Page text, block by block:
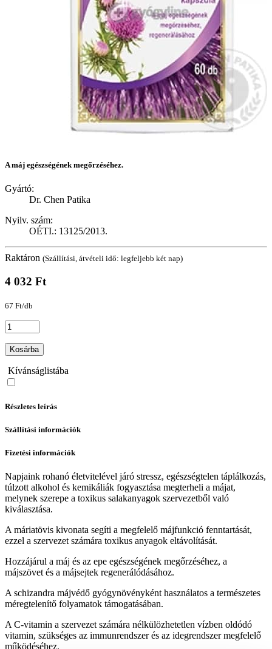
A máj egészségének megőrzéséhez.
Gyártó:
Dr. Chen Patika
Nyilv. szám:
OÉTI.: 13125/2013.
Raktáron (Szállítási, átvételi idő: legfeljebb két nap)
4 032 Ft
67 Ft/db
Kosárba
Kívánságlistába
Részletes leírás
Szállítási információk
Fizetési információk
Napjaink rohanó életvitelével járó stressz, egészségtelen táplálkozás,
túlzott alkohol és kemikáliák fogyasztása megterheli a májat,
melynek szerepe a toxikus salakanyagok szervezetből való
kiválasztása.
A máriatövis kivonata segíti a megfelelő májfunkció fenntartását,
ezzel a szervezet számára toxikus anyagok eltávolítását.
Hozzájárul a máj és az epe egészségének megőrzéséhez, a
májszövet és a májsejtek regenerálódásához.
A schizandra májvédő gyógynövényként használatos a természetes
méregtelenítő folyamatok támogatásában.
A C-vitamin a szervezet számára nélkülözhetetlen vízben oldódó
vitamin, szükséges az immunrendszer és az idegrendszer megfelelő
működéséhez.